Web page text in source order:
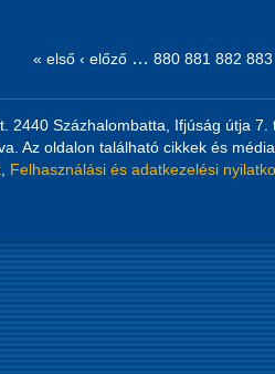
« első ‹ előző … 880 881 882 883
2440 Százhalombatta, Ifjúság útja
Az oldalon található cikkek és
Felhasználási és adatkezelési